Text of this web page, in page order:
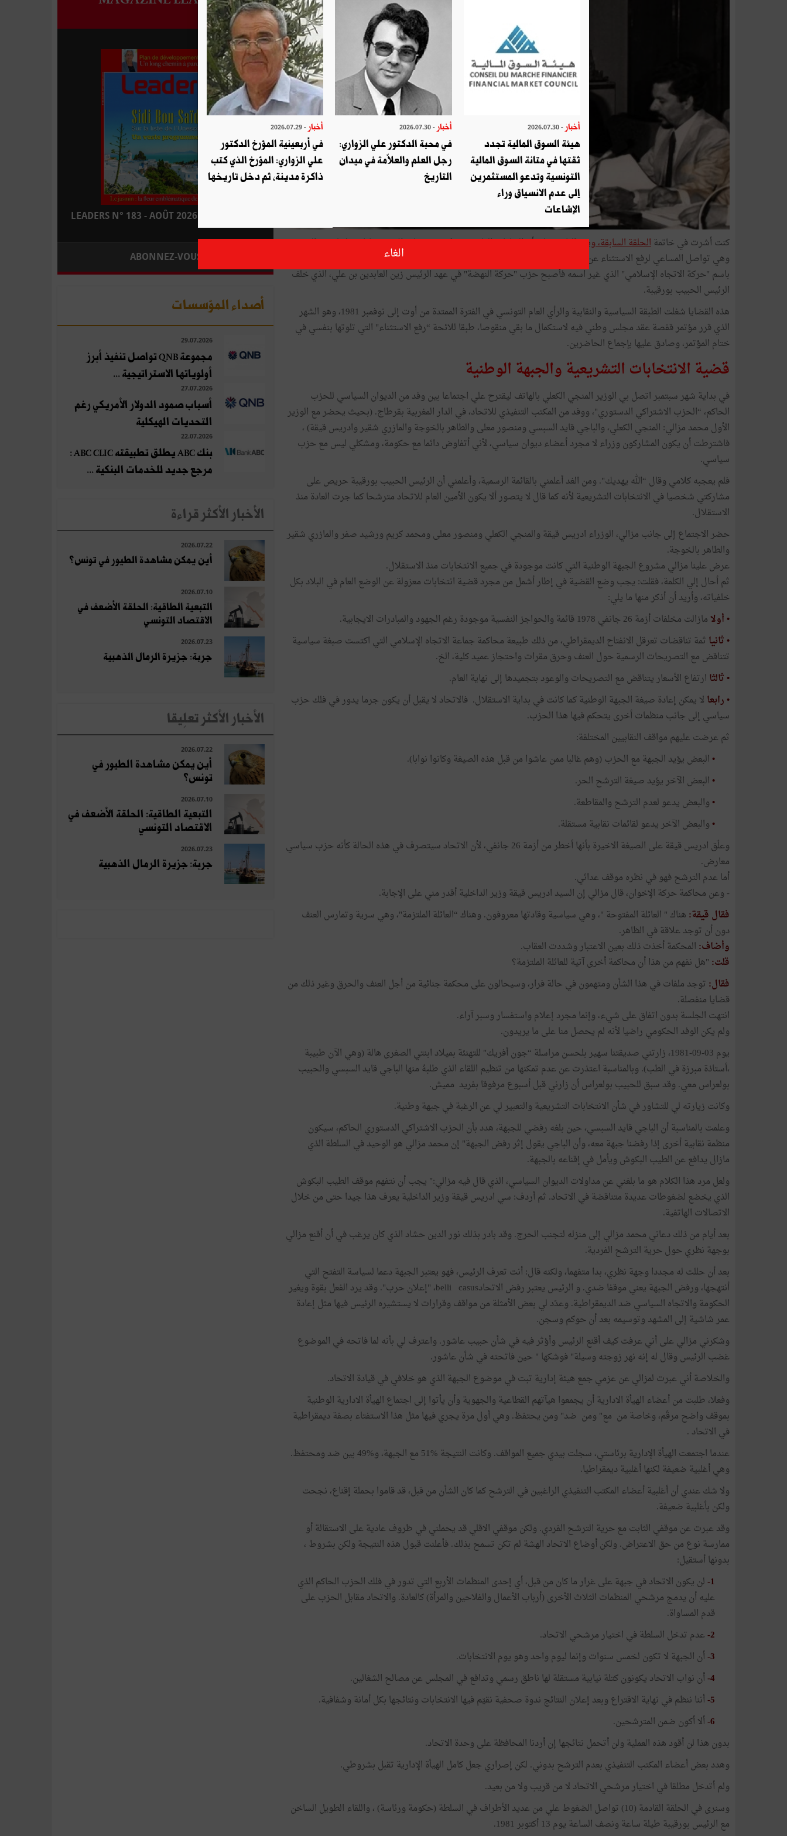
كنت أشرت في خاتمة الحلقة السابقة، وهي الثامنة، إلى أن الحلقات القادمة سوف تتركز على ثلاث قضايا متداخلة في الزمن،
وهي تواصل المساعي لرفع الاستثناء عن عاشور، والانتخابات التشريعية السابقة لأوانها، ومحاكمة تنظيم الإخوان الذي عرف
باسم "حركة الاتجاه الإسلامي" الذي غير اسمه فأصبح حزب "حركة النهضة" في عهد الرئيس زين العابدين بن علي، الذي خلف
الرئيس الحبيب بورقيبة.
هذه القضايا شغلت الطبقة السياسية والنقابية والرأي العام التونسي في الفترة الممتدة من أوت إلى نوفمبر 1981، وهو الشهر
الذي قرر مؤتمر قفصة عقد مجلس وطني فيه لاستكمال ما بقي منقوصا، طبقا للائحة “رفع الاستثناء" التي تلوتها بنفسي في
ختام المؤتمر، وصادق عليها بإجماع الحاضرين.
قضية الانتخابات التشريعية والجبهة الوطنية
في بداية شهر سبتمبر اتصل بي الوزير المنجي الكعلي بالهاتف ليقترح علي اجتماعا بين وفد من الديوان السياسي للحزب
الحاكم، “الحزب الاشتراكي الدستوري"، ووفد من المكتب التنفيذي للاتحاد، في الدار المغربية بقرطاج. (بحيث يحضر مع الوزير
الأول محمد مزالي: المنجي الكعلي، والباجي قايد السبسي ومنصور معلى والطاهر بالخوجة والمازري شقير وادريس قيقة) ،
فاشترطت أن يكون المشاركون وزراء لا مجرد أعضاء ديوان سياسي، لأني أتفاوض دائما مع حكومة، ومشكلي ليس مع حزب
سياسي.
فلم يعجبه كلامي وقال “الله يهديك". ومن الغد أعلمني بالقائمة الرسمية، وأعلمني أن الرئيس الحبيب بورقيبة حريص على
مشاركتي شخصيا في الانتخابات التشريعية لأنه كما قال لا يتصور ألا يكون الأمين العام للاتحاد مترشحا كما جرت العادة منذ
الاستقلال.
حضر الاجتماع إلى جانب مزالي، الوزراء ادريس قيقة والمنجي الكعلي ومنصور معلى ومحمد كريم ورشيد صفر والمازري شقير
والطاهر بالخوجة.
عرض علينا مزالي مشروع الجبهة الوطنية التي كانت موجودة في جميع الانتخابات منذ الاستقلال.
ثم أحال إلي الكلمة، فقلت: يجب وضع القضية في إطار أشمل من مجرد قضية انتخابات معزولة عن الوضع العام في البلاد بكل
خلفياته، وأريد أن أذكر منها ما يلي:
• أولامازالت مخلفات أزمة 26 جانفي 1978 قائمة والحواجز النفسية موجودة رغم الجهود والمبادرات الايجابية.
• ثانيا ثمة تناقضات تعرقل الانفتاح الديمقراطي، من ذلك طبيعة محاكمة جماعة الاتجاه الإسلامي التي اكتست صبغة سياسية
تتناقض مع التصريحات الرسمية حول العنف وحرق مقرات واحتجاز عميد كلية، الخ.
• ثالثا ارتفاع الأسعار يتناقض مع التصريحات والوعود بتجميدها إلى نهاية العام.
• رابعا لا يمكن إعادة صيغة الجبهة الوطنية كما كانت في بداية الاستقلال. فالاتحاد لا يقبل أن يكون جرما يدور في فلك حزب
سياسي إلى جانب منظمات أخرى يتحكم فيها هذا الحزب.
ثم عرضت عليهم مواقف النقابيين المختلفة:
• البعض يؤيد الجبهة مع الحزب (وهم غالبا ممن عاشوا من قبل هذه الصيغة وكانوا نوابا).
• البعض الآخر يؤيد صيغة الترشح الحر.
• والبعض يدعو لعدم الترشح والمقاطعة.
• والبعض الآخر يدعو لقائمات نقابية مستقلة.
وعلّق ادريس قيقة على الصيغة الاخيرة بأنها أخطر من أزمة 26 جانفي، لأن الاتحاد سيتصرف في هذه الحالة كأنه حزب سياسي
معارض.
أما عدم الترشح فهو في نظره موقف عدائي.
- وعن محاكمة حركة الإخوان، قال مزالي إن السيد ادريس قيقة وزير الداخلية أقدر مني على الإجابة.
فقال قيقة: هناك " العائلة المفتوحة "، وهي سياسية وقادتها معروفون. وهناك “العائلة الملتزمة"، وهي سرية وتمارس العنف
دون أن توجد علاقة في الظاهر.
وأضاف: المحكمة أخذت ذلك بعين الاعتبار وشددت العقاب.
قلت: "هل نفهم من هذا أن محاكمة أخرى آتية للعائلة الملتزمة؟
فقال: توجد ملفات في هذا الشأن ومتهمون في حالة فرار، وسيحالون على محكمة جنائية من أجل العنف والحرق وغير ذلك من
قضايا منفصلة.
انتهت الجلسة بدون اتفاق على شيء، وإنما مجرد إعلام واستفسار وسبر آراء.
ولم يكن الوفد الحكومي راضيا لأنه لم يحصل منا على ما يريدون.
يوم 03-09-1981، زارتني صديقتنا سهير بلحسن مراسلة “جون أفريك" للتهنئة بميلاد ابنتي الصغرى هالة (وهي الآن طبيبة
،أستاذة مبرزة في الطب). وبالمناسبة اعتذرت عن عدم تمكنها من تنظيم اللقاء الذي طلبهُ منها الباجي قايد السبسي والحبيب
بولعراس معي. وقد سبق للحبيب بولعراس أن زارني قبل أسبوع مرفوقا بفريد مميش.
وكانت زيارته لي للتشاور في شأن الانتخابات التشريعية والتعبير لي عن الرغبة في جبهة وطنية.
وعلمت بالمناسبة أن الباجي قايد السبسي، حين بلغه رفضي للجبهة، هدد بأن الحزب الاشتراكي الدستوري الحاكم، سيكون
منظمة نقابية أخرى إذا رفضنا جبهة معه، وأن الباجي يقول إثر رفض الجبهة" إن محمد مزالي هو الوحيد في السلطة الذي
مازال يدافع عن الطيب البكوش ويأمل في إقناعه بالجبهة.
ولعل مرد هذا الكلام هو ما بلغني عن مداولات الديوان السياسي، الذي قال فيه مزالي:" يجب أن نتفهم موقف الطيب البكوش
الذي يخضع لضغوطات عديدة متناقضة في الاتحاد. ثم أردف: سي ادريس قيقة وزير الداخلية يعرف هذا جيدا حتى من خلال
الاتصالات الهاتفية.
بعد أيام من ذلك دعاني محمد مزالي إلى منزله لتجنب الحرج. وقد بادر بذلك نور الدين حشاد الذي كان يرغب في أن أقنع مزالي
بوجهة نظري حول حرية الترشح الفردية.
بعد أن حللت له مجددا وجهة نظري، بدا متفهما، ولكنه قال: أنت تعرف الرئيس، فهو يعتبر الجبهة دعما لسياسة التفتح التي
أنتهجها، ورفض الجبهة يعني موقفا ضدي. و الرئيس يعتبر رفض الاتحادbelli casus، "إعلان حرب". وقد يرد الفعل بقوة ويغير
الحكومة والاتجاه السياسي ضد الديمقراطية. وعدّد لي بعض الأمثلة من مواقف وقرارات لا يستشيره الرئيس فيها مثل إعادة
عمر شاشية إلى المشهد وتوسيمه بعد أن حوكم وسجن.
وشكرني مزالي على أني عرفت كيف أقنع الرئيس وأؤثر فيه في شأن حبيب عاشور. واعترف لي بأنه لما فاتحه في الموضوع
غضب الرئيس وقال له إنه نهر زوجته وسيلة" فوشكها " حين فاتحته في شأن عاشور.
والخلاصة أني عبرت لمزالي عن عزمي جمع هيئة إدارية تبت في موضوع الجبهة الذي هو خلافي في قيادة الاتحاد.
وفعلا، طلبت من أعضاء الهيأة الادارية أن يجمعوا هيآتهم القطاعية والجهوية وأن يأتوا إلى اجتماع الهيأة الادارية الوطنية
بموقف واضح مرقّم، وخاصة من مع" ومن ضد" ومن يحتفظ. وهي أول مرة يجري فيها مثل هذا الاستفتاء بصفة ديمقراطية
في الاتحاد .
عندما اجتمعت الهيأة الإدارية برئاستي، سجلت بيدي جميع المواقف. وكانت النتيجة %51 مع الجبهة، و%49 بين ضد ومحتفظ.
وهي أغلبية ضعيفة لكنها أغلبية ديمقراطيا.
ولا شك عندي أن أغلبية أعضاء المكتب التنفيذي الراغبين في الترشح كما كان الشأن من قبل، قد قاموا بحملة إقناع، نجحت
ولكن بأغلبية ضعيفة.
وقد عبرت عن موقفي الثابت مع حرية الترشح الفردي. ولكن موقفي الاقلي قد يحملني في ظروف عادية على الاستقالة أو
ممارسة نوع من حق الاعتراض. ولكن أوضاع الاتحاد الهشة لم تكن تسمح بذلك. فأعلنت قبول هذه النتيجة ولكن بشروط ،
بدونها أستقيل:
1- لن يكون الاتحاد في جبهة على غرار ما كان من قبل، أي إحدى المنظمات الأربع التي تدور في فلك الحزب الحاكم الذي
عليه أن يدمج مرشحي المنظمات الثلاث الأخرى (أرباب الأعمال والفلاحين والمرأة) كالعادة. والاتحاد مقابل الحزب على
قدم المساواة.
2- عدم تدخل السلطة في اختيار مرشحي الاتحاد.
3- أن الجبهة لا تكون لخمس سنوات وإنما ليوم واحد وهو يوم الانتخابات.
4- أن نواب الاتحاد يكونون كتلة نيابية مستقلة لها ناطق رسمي وتدافع في المجلس عن مصالح الشغالين.
5- أننا ننظم في نهاية الاقتراع وبعد إعلان النتائج ندوة صحفية نقيّم فيها الانتخابات ونتائجها بكل أمانة وشفافية.
6- ألا أكون ضمن المترشحين.
بدون هذا لن أقود هذه العملية ولن أتحمل نتائجها إن أردنا المحافظة على وحدة الاتحاد.
وهدد بعض أعضاء المكتب التنفيذي بعدم الترشح بدوني. لكن إصراري جعل كامل الهيأة الإدارية تقبل بشروطي.
ولم أتدخل مطلقا في اختيار مرشحي الاتحاد لا من قريب ولا من بعيد.
وسنرى في الحلقة القادمة (10) تواصل الضغوط علي من عديد الأطراف في السلطة (حكومة ورئاسة) ، واللقاء الطويل الساخن
مع الرئيس بورقيبة طيلة ساعة ونصف الساعة يوم 13 أكتوبر 1981.
LEADERS N° 183 - AOÛT 2026 : EN KIOSQUE
ABONNEZ-VOUS
أصداء المؤسسات
29.07.2026
مجموعة QNB تواصل تنفيذ أبرز
أولوياتها الاستراتيجية ...
27.07.2026
أسباب صمود الدولار الأمريكي رغم
التحديات الهيكلية
22.07.2026
بنك ABC يطلق تطبيقته ABC CLIC :
مرجع جديد للخدمات البنكية ...
الأخبار الأكثر قراءة
2026.07.22
أين يمكن مشاهدة الطيور في تونس؟
2026.07.10
التبعية الطاقية: الحلقة الأضعف في
الاقتصاد التونسي
2026.07.23
جربة: جزيرة الرمال الذهبية
الأخبار الأكثر تعلِيقا
2026.07.22
أين يمكن مشاهدة الطيور في
تونس؟
2026.07.10
التبعية الطاقية: الحلقة الأضعف في
الاقتصاد التونسي
2026.07.23
جربة: جزيرة الرمال الذهبية
أخبار - 2026.07.30
هيئة السوق المالية تجدد
ثقتها في متانة السوق المالية
التونسية وتدعو المستثمرين
إلى عدم الانسياق وراء
الإشاعات
أخبار - 2026.07.30
في محبة الدكتور علي الزواري:
رجل العلم والعلاّمة في ميدان
التاريخ
أخبار - 2026.07.29
في أربعينية المؤرخ الدكتور
علي الزواري: المؤرخ الذي كتب
ذاكرة مدينة، ثم دخل تاريخها
الغاء